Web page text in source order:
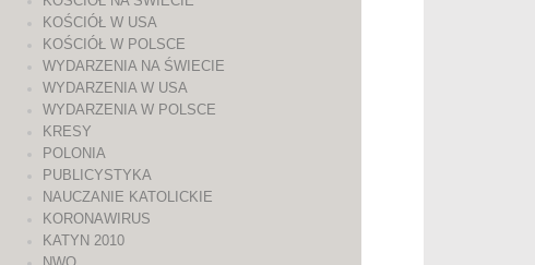
KOŚCIÓŁ W USA
KOŚCIÓŁ W POLSCE
WYDARZENIA NA ŚWIECIE
WYDARZENIA W USA
WYDARZENIA W POLSCE
KRESY
POLONIA
PUBLICYSTYKA
NAUCZANIE KATOLICKIE
KORONAWIRUS
KATYN 2010